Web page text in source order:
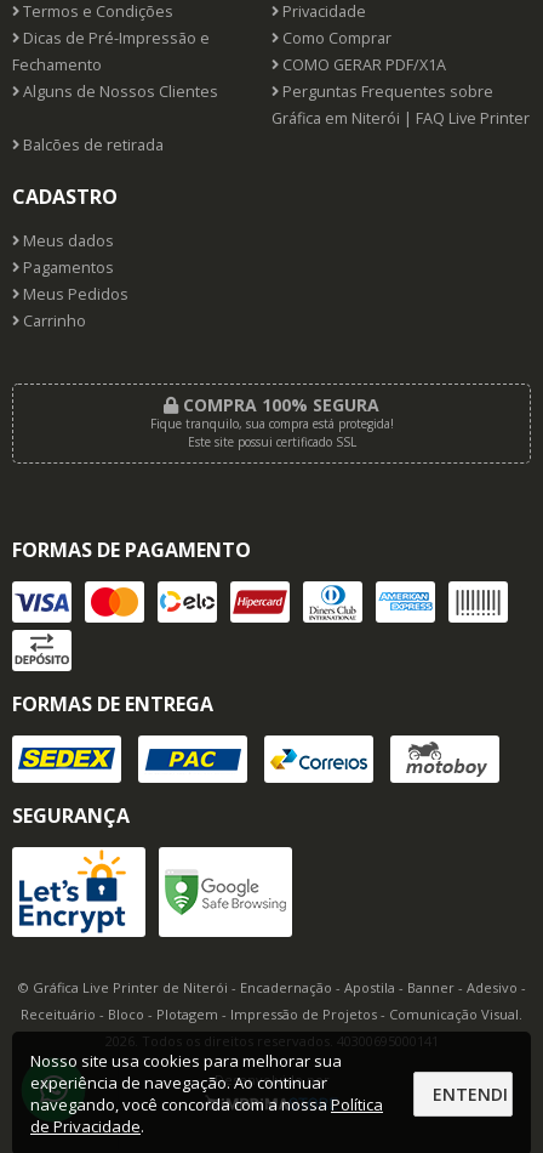
Termos e Condições
Privacidade
Dicas de Pré-Impressão e
Fechamento
Como Comprar
COMO GERAR PDF/X1A
Alguns de Nossos Clientes
Perguntas Frequentes sobre
Gráfica em Niterói | FAQ Live Printer
Balcões de retirada
CADASTRO
Meus dados
Pagamentos
Meus Pedidos
Carrinho
COMPRA 100% SEGURA
Fique tranquilo, sua compra está protegida!
Este site possui certificado SSL
FORMAS DE PAGAMENTO
FORMAS DE ENTREGA
SEGURANÇA
© Gráfica Live Printer de Niterói - Encadernação - Apostila - Banner - Adesivo -
Receituário - Bloco - Plotagem - Impressão de Projetos - Comunicação Visual.
2026. Todos os direitos reservados. 40300695000141
Desenvolvido por
Nosso site usa cookies para melhorar sua
experiência de navegação. Ao continuar
navegando, você concorda com a nossaPolítica
de Privacidade.
ENTENDI